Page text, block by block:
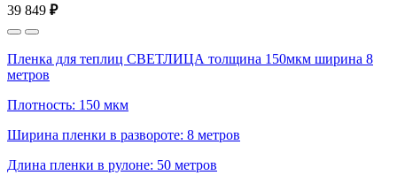
39 849 ₽
Пленка для теплиц СВЕТЛИЦА толщина 150мкм ширина 8
метров
Плотность: 150 мкм
Ширина пленки в развороте: 8 метров
Длина пленки в рулоне: 50 метров